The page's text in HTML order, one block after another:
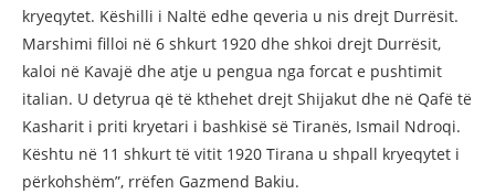
kryeqytet. Këshilli i Naltë edhe qeveria u nis drejt Durrësit.
Marshimi filloi në 6 shkurt 1920 dhe shkoi drejt Durrësit,
kaloi në Kavajë dhe atje u pengua nga forcat e pushtimit
italian. U detyrua që të kthehet drejt Shijakut dhe në Qafë të
Kasharit i priti kryetari i bashkisë së Tiranës, Ismail Ndroqi.
Kështu në 11 shkurt të vitit 1920 Tirana u shpall kryeqytet i
përkohshëm”, rrëfen Gazmend Bakiu.